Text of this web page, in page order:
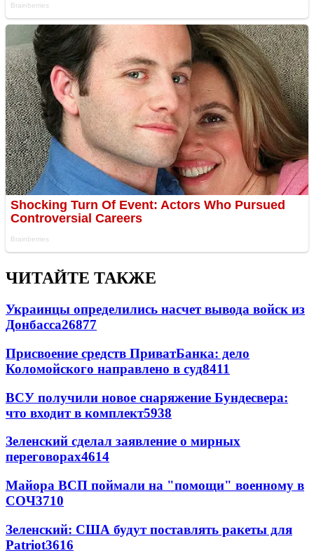
ЧИТАЙТЕ ТАКЖЕ
Украинцы определились насчет вывода войск из
Донбасса26877
Присвоение средств ПриватБанка: дело
Коломойского направлено в суд8411
ВСУ получили новое снаряжение Бундесвера:
что входит в комплект5938
Зеленский сделал заявление о мирных
переговорах4614
Майора ВСП поймали на "помощи" военному в
СОЧ3710
Зеленский: США будут поставлять ракеты для
Patriot3616